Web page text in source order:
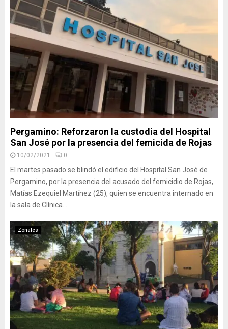
Pergamino: Reforzaron la custodia del Hospital
San José por la presencia del femicida de Rojas
10/02/2021 0
El martes pasado se blindó el edificio del Hospital San José de
Pergamino, por la presencia del acusado del femicidio de Rojas,
Matías Ezequiel Martínez (25), quien se encuentra internado en
la sala de Clínica...
Zonales